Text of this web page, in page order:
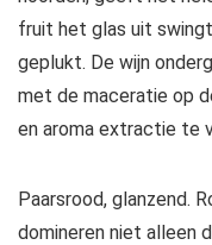
fruit het glas uit
geplukt. De wijn
met de maceratie op
en aroma extractie te
Paarsrood, glanzend.
domineren niet alleen